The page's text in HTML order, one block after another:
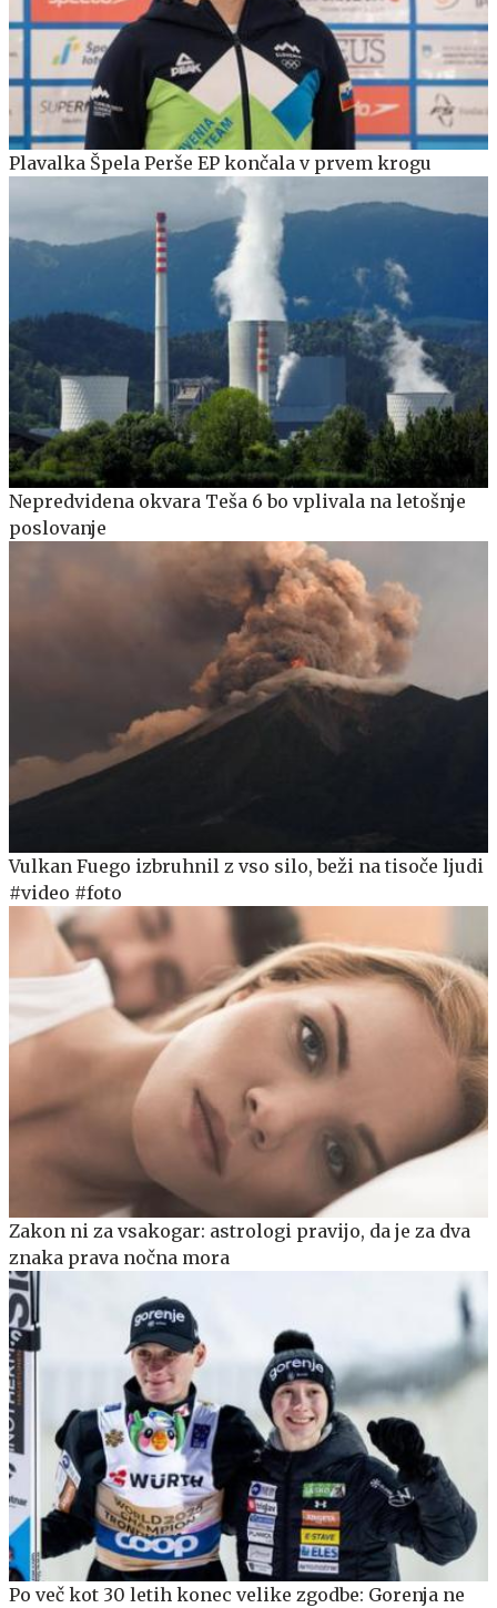
Plavalka Špela Perše EP končala v prvem krogu
Nepredvidena okvara Teša 6 bo vplivala na letošnje
poslovanje
Vulkan Fuego izbruhnil z vso silo, beži na tisoče ljudi
#video #foto
Zakon ni za vsakogar: astrologi pravijo, da je za dva
znaka prava nočna mora
Po več kot 30 letih konec velike zgodbe: Gorenja ne